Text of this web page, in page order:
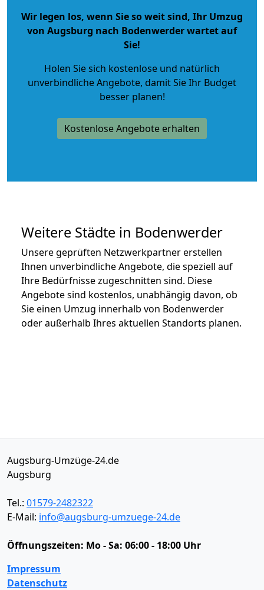
Wir legen los, wenn Sie so weit sind, Ihr Umzug
von Augsburg nach Bodenwerder wartet auf
Sie!
Holen Sie sich kostenlose und natürlich
unverbindliche Angebote, damit Sie Ihr Budget
besser planen!
Kostenlose Angebote erhalten
Weitere Städte in Bodenwerder
Unsere geprüften Netzwerkpartner erstellen
Ihnen unverbindliche Angebote, die speziell auf
Ihre Bedürfnisse zugeschnitten sind. Diese
Angebote sind kostenlos, unabhängig davon, ob
Sie einen Umzug innerhalb von Bodenwerder
oder außerhalb Ihres aktuellen Standorts planen.
Augsburg-Umzüge-24.de
Augsburg
Tel.: 01579-2482322
E-Mail: info@augsburg-umzuege-24.de
Öffnungszeiten: Mo - Sa: 06:00 - 18:00 Uhr
Impressum
Datenschutz